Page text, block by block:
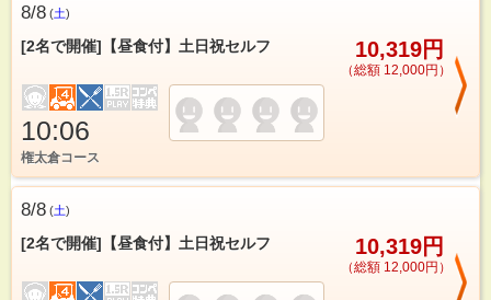
8/8 (土)
[2名で開催]【昼食付】土日祝セルフ 10,319円
（総額 12,000円）
10:06
権太倉コース
8/8 (土)
[2名で開催]【昼食付】土日祝セルフ 10,319円
（総額 12,000円）